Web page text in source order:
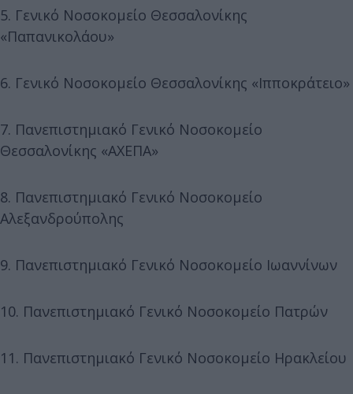
5. Γενικό Νοσοκομείο Θεσσαλονίκης
«Παπανικολάου»
6. Γενικό Νοσοκομείο Θεσσαλονίκης «Ιπποκράτειο»
7. Πανεπιστημιακό Γενικό Νοσοκομείο
Θεσσαλονίκης «ΑΧΕΠΑ»
8. Πανεπιστημιακό Γενικό Νοσοκομείο
Αλεξανδρούπολης
9. Πανεπιστημιακό Γενικό Νοσοκομείο Ιωαννίνων
10. Πανεπιστημιακό Γενικό Νοσοκομείο Πατρών
11. Πανεπιστημιακό Γενικό Νοσοκομείο Ηρακλείου